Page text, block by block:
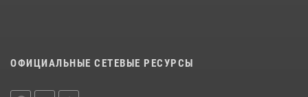
ОФИЦИАЛЬНЫЕ СЕТЕВЫЕ РЕСУРСЫ